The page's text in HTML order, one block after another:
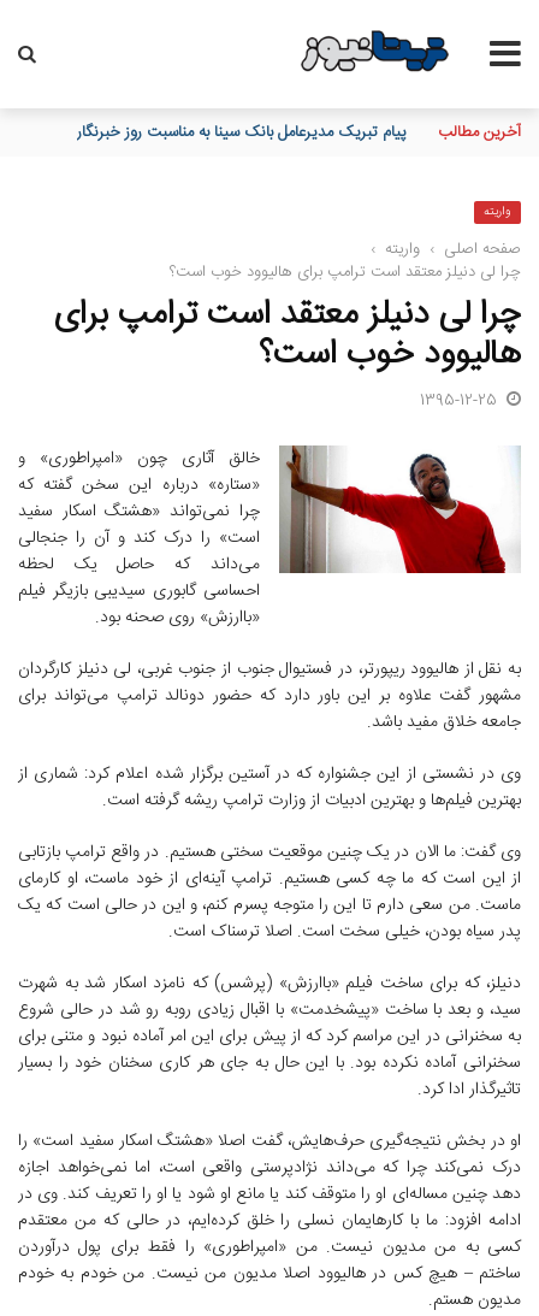
آخرین مطالب پیام تبریک مدیرعامل بانک سینا به مناسبت روز خبرنگار
واریته
صفحه اصلی › واریته ›
چرا لی دنیلز معتقد است ترامپ برای هالیوود خوب است؟
چرا لی دنیلز معتقد است ترامپ برای
هالیوود خوب است؟
1395-12-25
خالق آثاری چون «امپراطوری» و
«ستاره» درباره این سخن گفته که
چرا نمی‌تواند «هشتگ اسکار سفید
است» را درک کند و آن را جنجالی
می‌داند که حاصل یک لحظه
احساسی گابوری سیدیبی بازیگر فیلم
«باارزش» روی صحنه بود.
به نقل از هالیوود ریپورتر، در فستیوال جنوب از جنوب غربی، لی دنیلز کارگردان
مشهور گفت علاوه بر این باور دارد که حضور دونالد ترامپ می‌تواند برای
جامعه خلاق مفید باشد.
وی در نشستی از این جشنواره که در آستین برگزار شده اعلام کرد: شماری از
بهترین فیلم‌ها و بهترین ادبیات از وزارت ترامپ ریشه گرفته است.
وی گفت: ما الان در یک چنین موقعیت سختی هستیم. در واقع ترامپ بازتابی
از این است که ما چه کسی هستیم. ترامپ آینه‌ای از خود ماست، او کارمای
ماست. من سعی دارم تا این را متوجه پسرم کنم، و این در حالی است که یک
پدر سیاه بودن، خیلی سخت است. اصلا ترسناک است.
دنیلز، که برای ساخت فیلم «باارزش» (پرشس) که نامزد اسکار شد به شهرت
سید، و بعد با ساخت «پیشخدمت» با اقبال زیادی روبه رو شد در حالی شروع
به سخنرانی در این مراسم کرد که از پیش برای این امر آماده نبود و متنی برای
سخنرانی آماده نکرده بود. با این حال به جای هر کاری سخنان خود را بسیار
تاثیرگذار ادا کرد.
او در بخش نتیجه‌گیری حرف‌هایش، گفت اصلا «هشتگ اسکار سفید است» را
درک نمی‌کند چرا که می‌داند نژادپرستی واقعی است، اما نمی‌خواهد اجازه
دهد چنین مساله‌ای او را متوقف کند یا مانع او شود یا او را تعریف کند. وی در
ادامه افزود: ما با کارهایمان نسلی را خلق کرده‌ایم، در حالی که من معتقدم
کسی به من مدیون نیست. من «امپراطوری» را فقط برای پول درآوردن
ساختم – هیچ کس در هالیوود اصلا مدیون من نیست. من خودم به خودم
مدیون هستم.